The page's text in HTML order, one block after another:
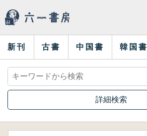
新刊 古書 中国書 韓国書
詳細検索